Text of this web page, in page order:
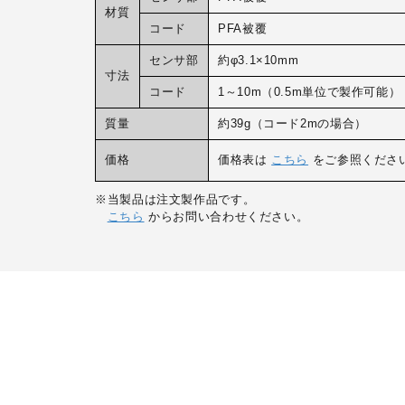
材質
コード PFA被覆
寸法
センサ部 約φ3.1×10mm
コード 1～10m（0.5m単位で製作可能）
質量 約39g（コード2mの場合）
価格 価格表は こちら をご参照くださ
※当製品は注文製作品です。
こちら からお問い合わせください。